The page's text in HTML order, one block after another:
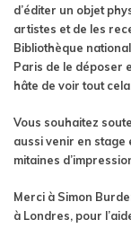
d’éditer un objet
artistes et de les
Bibliothèque
Paris de le déposer
hâte de voir tout
Vous souhaitez
aussi venir en stage
mitaines
Merci à Simon
à Londres, pour